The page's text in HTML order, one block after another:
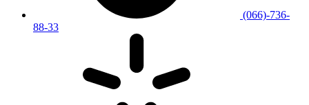
(066)-736-
88-33